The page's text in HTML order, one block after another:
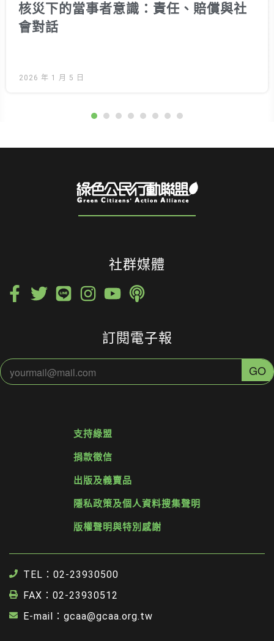
核災下的當事者意識：責任、賠償與社
會對話
2026 年 1 月 5 日
社群媒體
訂閱電子報
支持綠盟
捐款徵信
出版及義賣品
隱私政策及個人資料搜集聲明
版權聲明與特別感謝
TEL：02-23930500
FAX：02-23930512
E-mail：gcaa@gcaa.org.tw